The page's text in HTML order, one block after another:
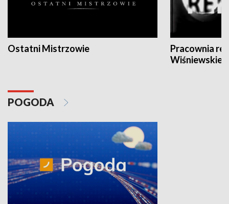
Ostatni Mistrzowie
Pracownia
POGODA